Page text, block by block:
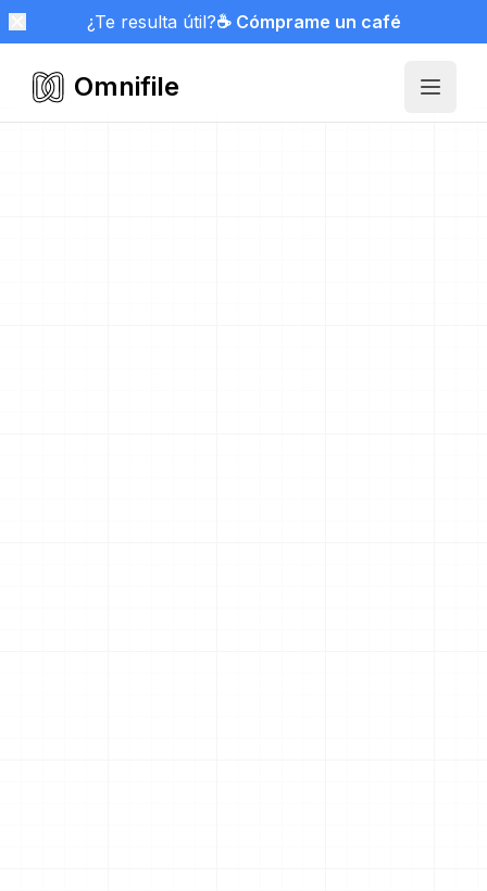
¿Te resulta útil?☕ Cómprame un café
Omnifile